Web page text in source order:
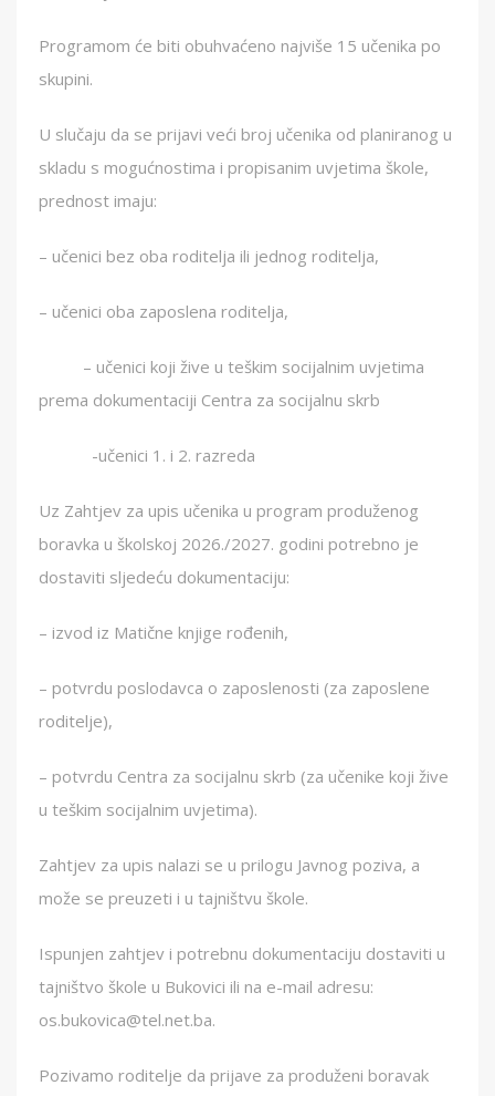
Programom će biti obuhvaćeno najviše 15 učenika po
skupini.
U slučaju da se prijavi veći broj učenika od planiranog u
skladu s mogućnostima i propisanim uvjetima škole,
prednost imaju:
– učenici bez oba roditelja ili jednog roditelja,
– učenici oba zaposlena roditelja,
– učenici koji žive u teškim socijalnim uvjetima
prema dokumentaciji Centra za socijalnu skrb
-učenici 1. i 2. razreda
Uz Zahtjev za upis učenika u program produženog
boravka u školskoj 2026./2027. godini potrebno je
dostaviti sljedeću dokumentaciju:
– izvod iz Matične knjige rođenih,
– potvrdu poslodavca o zaposlenosti (za zaposlene
roditelje),
– potvrdu Centra za socijalnu skrb (za učenike koji žive
u teškim socijalnim uvjetima).
Zahtjev za upis nalazi se u prilogu Javnog poziva, a
može se preuzeti i u tajništvu škole.
Ispunjen zahtjev i potrebnu dokumentaciju dostaviti u
tajništvo škole u Bukovici ili na e-mail adresu:
os.bukovica@tel.net.ba.
Pozivamo roditelje da prijave za produženi boravak